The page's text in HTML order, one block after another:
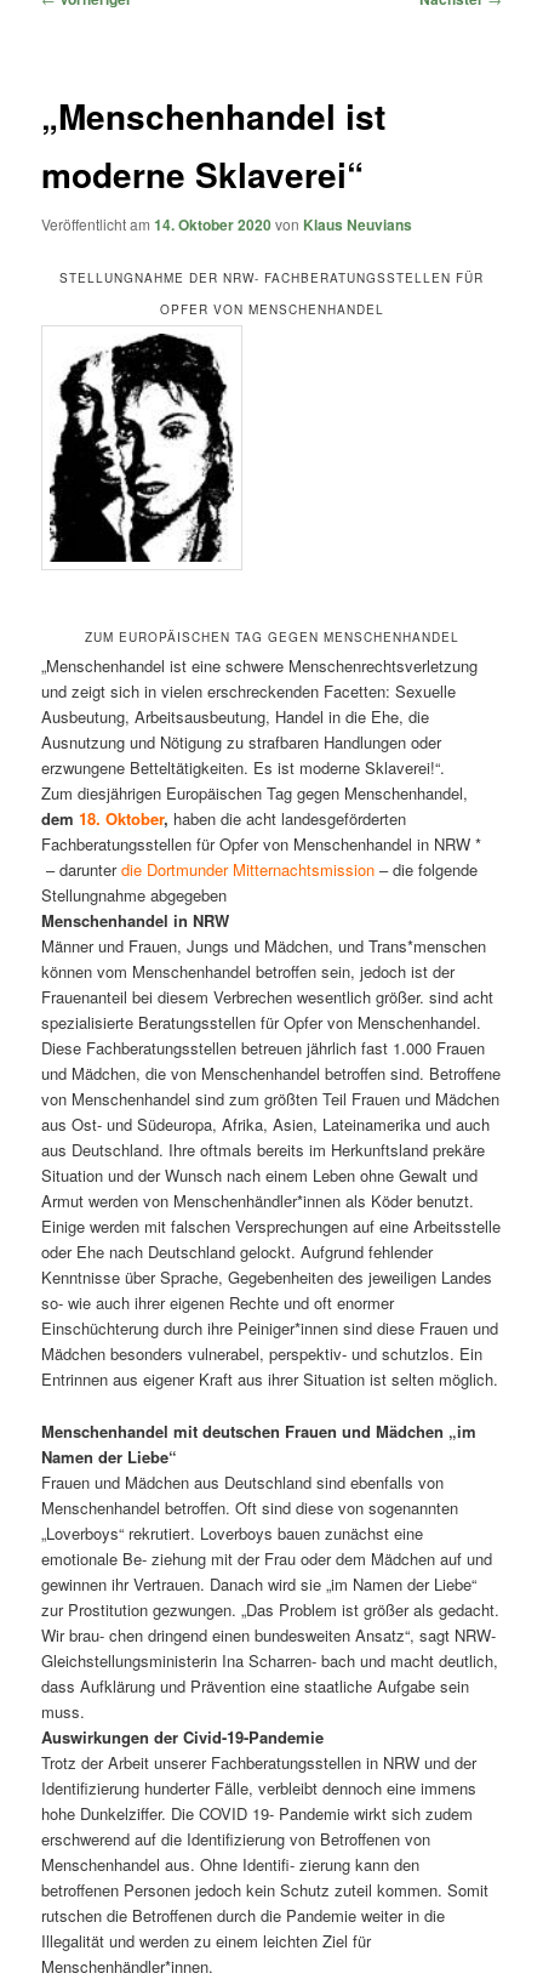
„Menschenhandel ist
moderne Sklaverei“
Veröffentlicht am14. Oktober 2020von Klaus Neuvians
STELLUNGNAHME DER NRW- FACHBERATUNGSSTELLEN FÜR
OPFER VON MENSCHENHANDEL
ZUM EUROPÄISCHEN TAG GEGEN MENSCHENHANDEL
„Menschenhandel ist eine schwere Menschenrechtsverletzung
und zeigt sich in vielen erschreckenden Facetten: Sexuelle
Ausbeutung, Arbeitsausbeutung, Handel in die Ehe, die
Ausnutzung und Nötigung zu strafbaren Handlungen oder
erzwungene Betteltätigkeiten. Es ist moderne Sklaverei!“.
Zum diesjährigen Europäischen Tag gegen Menschenhandel,
dem18. Oktober, haben die acht landesgeförderten
Fachberatungsstellen für Opfer von Menschenhandel in NRW *
– darunterdie Dortmunder Mitternachtsmission – die folgende
Stellungnahme abgegeben
Menschenhandel in NRW
Männer und Frauen, Jungs und Mädchen, und Trans*menschen
können vom Menschenhandel betroffen sein, jedoch ist der
Frauenanteil bei diesem Verbrechen wesentlich größer. sind acht
spezialisierte Beratungsstellen für Opfer von Menschenhandel.
Diese Fachberatungsstellen betreuen jährlich fast 1.000 Frauen
und Mädchen, die von Menschenhandel betroffen sind. Betroffene
von Menschenhandel sind zum größten Teil Frauen und Mädchen
aus Ost- und Südeuropa, Afrika, Asien, Lateinamerika und auch
aus Deutschland. Ihre oftmals bereits im Herkunftsland prekäre
Situation und der Wunsch nach einem Leben ohne Gewalt und
Armut werden von Menschenhändler*innen als Köder benutzt.
Einige werden mit falschen Versprechungen auf eine Arbeitsstelle
oder Ehe nach Deutschland gelockt. Aufgrund fehlender
Kenntnisse über Sprache, Gegebenheiten des jeweiligen Landes
so- wie auch ihrer eigenen Rechte und oft enormer
Einschüchterung durch ihre Peiniger*innen sind diese Frauen und
Mädchen besonders vulnerabel, perspektiv- und schutzlos. Ein
Entrinnen aus eigener Kraft aus ihrer Situation ist selten möglich.
Menschenhandel mit deutschen Frauen und Mädchen „im
Namen der Liebe“
Frauen und Mädchen aus Deutschland sind ebenfalls von
Menschenhandel betroffen. Oft sind diese von sogenannten
„Loverboys“ rekrutiert. Loverboys bauen zunächst eine
emotionale Be- ziehung mit der Frau oder dem Mädchen auf und
gewinnen ihr Vertrauen. Danach wird sie „im Namen der Liebe“
zur Prostitution gezwungen. „Das Problem ist größer als gedacht.
Wir brau- chen dringend einen bundesweiten Ansatz“, sagt NRW-
Gleichstellungsministerin Ina Scharren- bach und macht deutlich,
dass Aufklärung und Prävention eine staatliche Aufgabe sein
muss.
Auswirkungen der Civid-19-Pandemie
Trotz der Arbeit unserer Fachberatungsstellen in NRW und der
Identifizierung hunderter Fälle, verbleibt dennoch eine immens
hohe Dunkelziffer. Die COVID 19- Pandemie wirkt sich zudem
erschwerend auf die Identifizierung von Betroffenen von
Menschenhandel aus. Ohne Identifi- zierung kann den
betroffenen Personen jedoch kein Schutz zuteil kommen. Somit
rutschen die Betroffenen durch die Pandemie weiter in die
Illegalität und werden zu einem leichten Ziel für
Menschenhändler*innen.